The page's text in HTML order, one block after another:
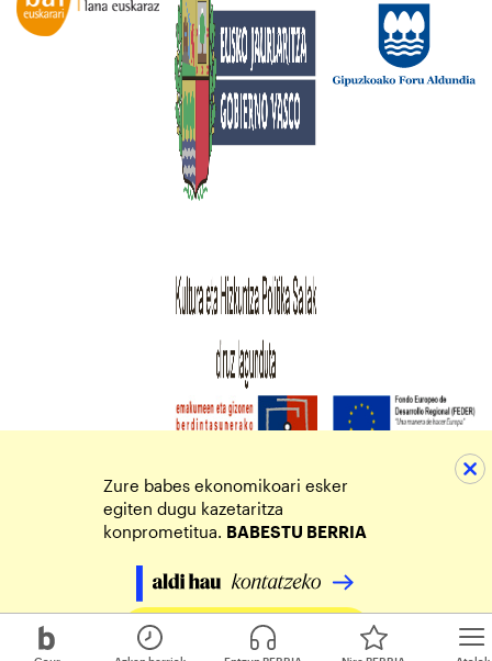
Zure babes ekonomikoari esker
egiten dugu kazetaritza
konprometitua. BABESTU BERRIA
Egin zure ekarpena